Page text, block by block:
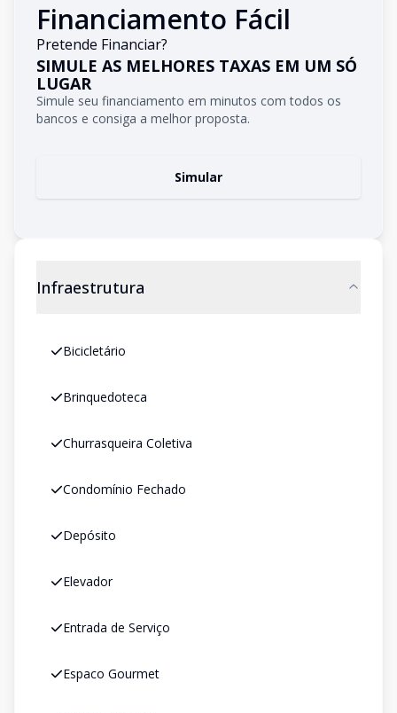
Financiamento Fácil
Pretende Financiar?
SIMULE AS MELHORES TAXAS EM UM SÓ
LUGAR
Simule seu financiamento em minutos com todos os
bancos e consiga a melhor proposta.
Simular
Infraestrutura
Bicicletário
Brinquedoteca
Churrasqueira Coletiva
Condomínio Fechado
Depósito
Elevador
Entrada de Serviço
Espaco Gourmet